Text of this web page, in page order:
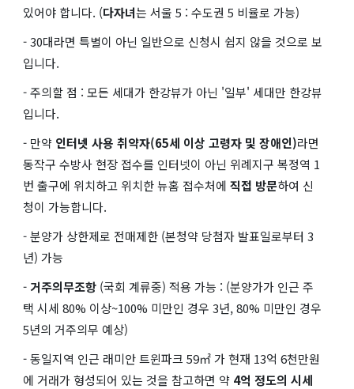
있어야 합니다. (다자녀는 서울 5 : 수도권 5 비율로 가능)
- 30대라면 특별이 아닌 일반으로 신청시 쉽지 않을 것으로 보
입니다.
- 주의할 점 : 모든 세대가 한강뷰가 아닌 '일부' 세대만 한강뷰
입니다.
- 만약 인터넷 사용 취약자(65세 이상 고령자 및 장애인)라면
동작구 수방사 현장 접수를 인터넷이 아닌 위례지구 복정역 1
번 출구에 위치하고 위치한 뉴홈 접수처에 직접 방문하여 신
청이 가능합니다.
- 분양가 상한제로 전매제한 (본청약 당첨자 발표일로부터 3
년) 가능
- 거주의무조항 (국회 계류중) 적용 가능 : (분양가가 인근 주
택 시세 80% 이상~100% 미만인 경우 3년, 80% 미만인 경우
5년의 거주의무 예상)
- 동일지역 인근 래미안 트윈파크 59㎡ 가 현재 13억 6천만원
에 거래가 형성되어 있는 것을 참고하면 약 4억 정도의 시세